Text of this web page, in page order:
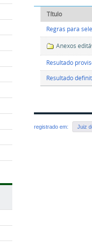
Título
Regras para
Anexos
Resultado
Resultado
registrado em: Juiz